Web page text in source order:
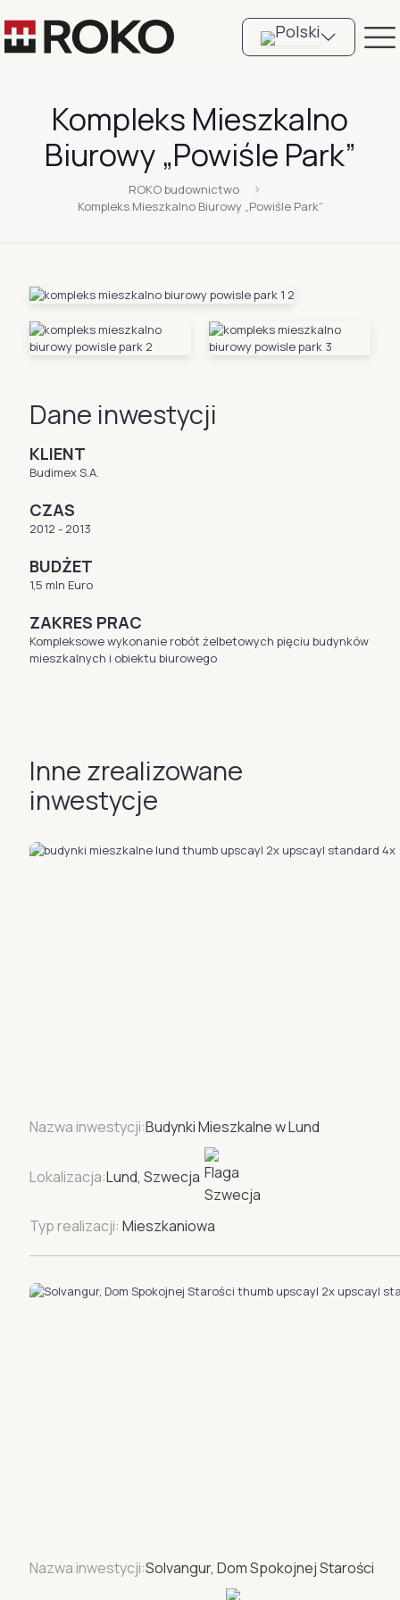
Kompleks Mieszkalno
Biurowy „Powiśle Park”
ROKO budownictwo
Kompleks Mieszkalno Biurowy „Powiśle Park”
Dane inwestycji
KLIENT
Budimex S.A.
CZAS
2012 - 2013
BUDŻET
1,5 mln Euro
ZAKRES PRAC
Kompleksowe wykonanie robót żelbetowych pięciu budynków
mieszkalnych i obiektu biurowego
Inne zrealizowane
inwestycje
Nazwa inwestycji:Budynki Mieszkalne w Lund
Lokalizacja:Lund, Szwecja
Typ realizacji: Mieszkaniowa
Nazwa inwestycji:Solvangur, Dom Spokojnej Starości